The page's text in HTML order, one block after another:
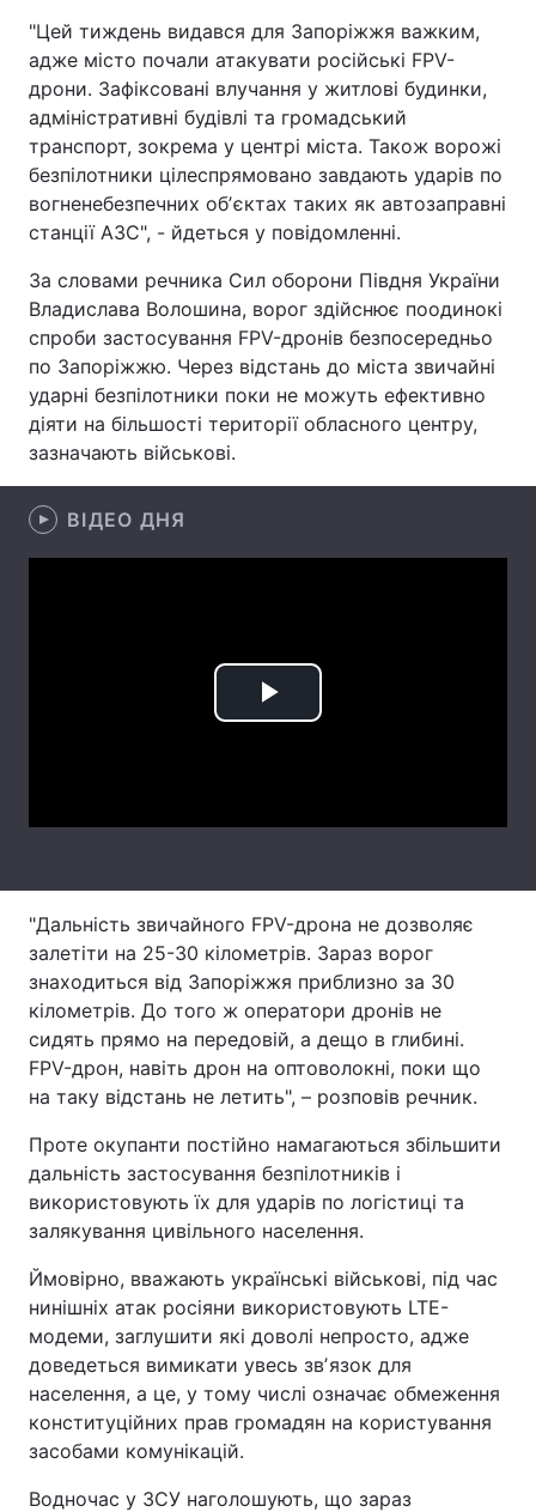
Спорт Наука
Техно і зв'язок Лайт
Зброя Інциденти
Цікавинки Погода
Регіони
Лонгріди
Відео з Youtube Статті
Архів
"Цей тиждень видався для Запоріжжя важким,
адже місто почали атакувати російські FPV-
дрони. Зафіксовані влучання у житлові будинки,
адміністративні будівлі та громадський
транспорт, зокрема у центрі міста. Також ворожі
безпілотники цілеспрямовано завдають ударів по
вогненебезпечних обʼєктах таких як автозаправні
станції АЗС", - йдеться у повідомленні.
За словами речника Сил оборони Півдня України
Владислава Волошина, ворог здійснює поодинокі
спроби застосування FPV-дронів безпосередньо
по Запоріжжю. Через відстань до міста звичайні
ударні безпілотники поки не можуть ефективно
діяти на більшості території обласного центру,
зазначають військові.
ВІДЕО ДНЯ
Play
"Дальність звичайного FPV-дрона не дозволяє
залетіти на 25-30 кілометрів. Зараз ворог
знаходиться від Запоріжжя приблизно за 30
кілометрів. До того ж оператори дронів не
сидять прямо на передовій, а дещо в глибині.
FPV-дрон, навіть дрон на оптоволокні, поки що
на таку відстань не летить", – розповів речник.
Проте окупанти постійно намагаються збільшити
дальність застосування безпілотників і
використовують їх для ударів по логістиці та
залякування цивільного населення.
Ймовірно, вважають українські військові, під час
нинішніх атак росіяни використовують LTE-
модеми, заглушити які доволі непросто, адже
доведеться вимикати увесь звʼязок для
населення, а це, у тому числі означає обмеження
конституційних прав громадян на користування
засобами комунікацій.
Водночас у ЗСУ наголошують, що зараз